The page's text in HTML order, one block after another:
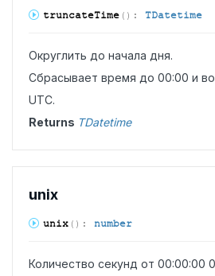
truncateTime ( ) : TDatetime
Округлить до начала дня.
Сбрасывает время до 00:00 и
UTC.
Returns TDatetime
unix
unix ( ) : number
Количество секунд от 00:00:00